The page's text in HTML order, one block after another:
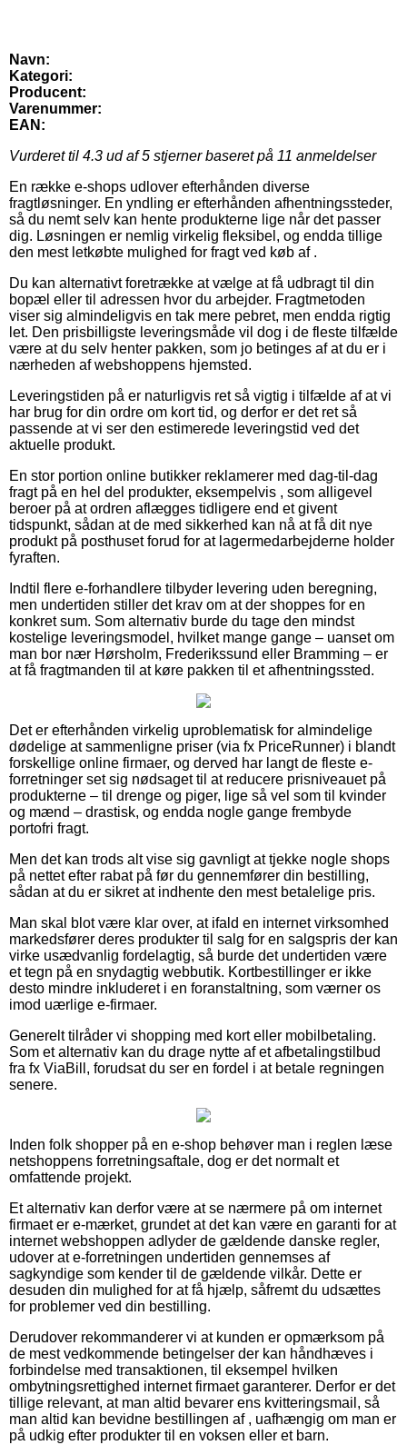
Navn:
Kategori:
Producent:
Varenummer:
EAN:
Vurderet til 4.3 ud af 5 stjerner baseret på 11 anmeldelser
En række e-shops udlover efterhånden diverse
fragtløsninger. En yndling er efterhånden afhentningssteder,
så du nemt selv kan hente produkterne lige når det passer
dig. Løsningen er nemlig virkelig fleksibel, og endda tillige
den mest letkøbte mulighed for fragt ved køb af .
Du kan alternativt foretrække at vælge at få udbragt til din
bopæl eller til adressen hvor du arbejder. Fragtmetoden
viser sig almindeligvis en tak mere pebret, men endda rigtig
let. Den prisbilligste leveringsmåde vil dog i de fleste tilfælde
være at du selv henter pakken, som jo betinges af at du er i
nærheden af webshoppens hjemsted.
Leveringstiden på er naturligvis ret så vigtig i tilfælde af at vi
har brug for din ordre om kort tid, og derfor er det ret så
passende at vi ser den estimerede leveringstid ved det
aktuelle produkt.
En stor portion online butikker reklamerer med dag-til-dag
fragt på en hel del produkter, eksempelvis , som alligevel
beroer på at ordren aflægges tidligere end et givent
tidspunkt, sådan at de med sikkerhed kan nå at få dit nye
produkt på posthuset forud for at lagermedarbejderne holder
fyraften.
Indtil flere e-forhandlere tilbyder levering uden beregning,
men undertiden stiller det krav om at der shoppes for en
konkret sum. Som alternativ burde du tage den mindst
kostelige leveringsmodel, hvilket mange gange – uanset om
man bor nær Hørsholm, Frederikssund eller Bramming – er
at få fragtmanden til at køre pakken til et afhentningssted.
Det er efterhånden virkelig uproblematisk for almindelige
dødelige at sammenligne priser (via fx PriceRunner) i blandt
forskellige online firmaer, og derved har langt de fleste e-
forretninger set sig nødsaget til at reducere prisniveauet på
produkterne – til drenge og piger, lige så vel som til kvinder
og mænd – drastisk, og endda nogle gange frembyde
portofri fragt.
Men det kan trods alt vise sig gavnligt at tjekke nogle shops
på nettet efter rabat på før du gennemfører din bestilling,
sådan at du er sikret at indhente den mest betalelige pris.
Man skal blot være klar over, at ifald en internet virksomhed
markedsfører deres produkter til salg for en salgspris der kan
virke usædvanlig fordelagtig, så burde det undertiden være
et tegn på en snydagtig webbutik. Kortbestillinger er ikke
desto mindre inkluderet i en foranstaltning, som værner os
imod uærlige e-firmaer.
Generelt tilråder vi shopping med kort eller mobilbetaling.
Som et alternativ kan du drage nytte af et afbetalingstilbud
fra fx ViaBill, forudsat du ser en fordel i at betale regningen
senere.
Inden folk shopper på en e-shop behøver man i reglen læse
netshoppens forretningsaftale, dog er det normalt et
omfattende projekt.
Et alternativ kan derfor være at se nærmere på om internet
firmaet er e-mærket, grundet at det kan være en garanti for at
internet webshoppen adlyder de gældende danske regler,
udover at e-forretningen undertiden gennemses af
sagkyndige som kender til de gældende vilkår. Dette er
desuden din mulighed for at få hjælp, såfremt du udsættes
for problemer ved din bestilling.
Derudover rekommanderer vi at kunden er opmærksom på
de mest vedkommende betingelser der kan håndhæves i
forbindelse med transaktionen, til eksempel hvilken
ombytningsrettighed internet firmaet garanterer. Derfor er det
tillige relevant, at man altid bevarer ens kvitteringsmail, så
man altid kan bevidne bestillingen af , uafhængig om man er
på udkig efter produkter til en voksen eller et barn.